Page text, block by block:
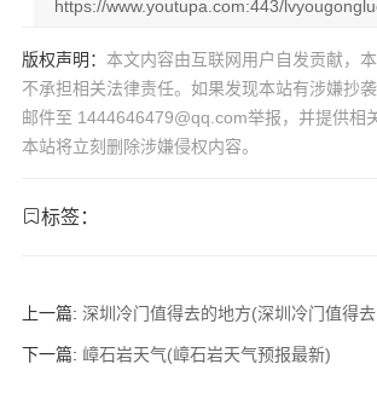
https://www.youtupa.com:443/
版权声明： 本文内容由互联网用户自发贡献，本
不承担相关法律责任。如果发现本站有涉嫌抄
邮件至 1444646479@qq.com举报，并提供相
本站将立刻删除涉嫌侵权内容。
标签：
上一篇: 深圳冷门值得去的地方(深圳冷门值得
下一篇: 嶂石岩天气(嶂石岩天气预报最新)